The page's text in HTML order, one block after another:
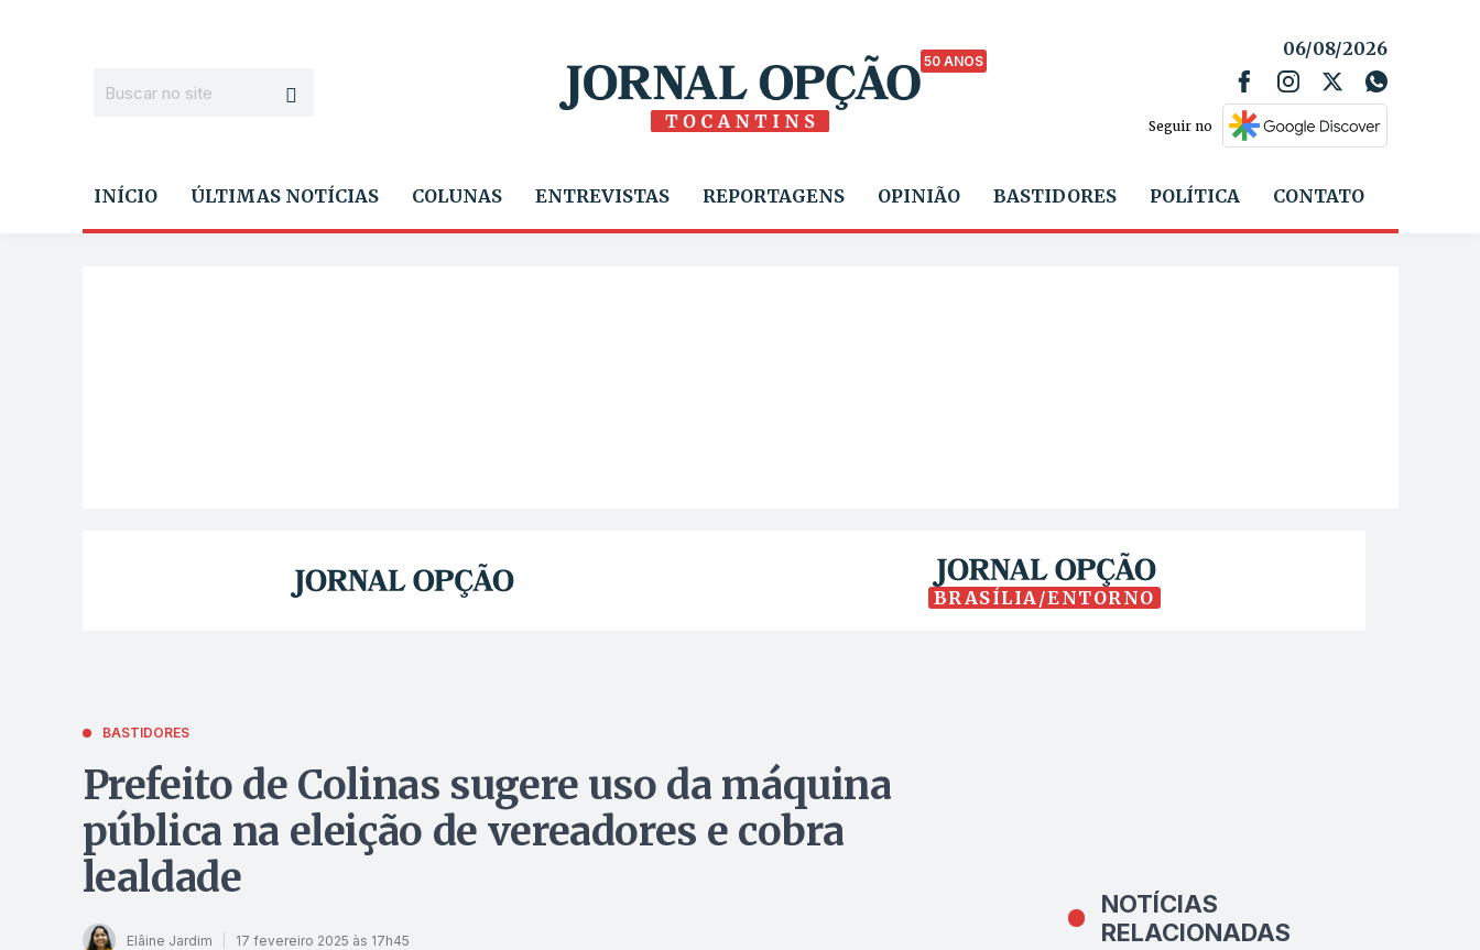
50 ANOS
06/08/2026
Seguir no
INÍCIO ÚLTIMAS NOTÍCIAS COLUNAS ENTREVISTAS REPORTAGENS OPINIÃO BASTIDORES POLÍTICA CONTATO
BRASÍLIA/ENTORNO
BASTIDORES
Prefeito de Colinas sugere uso da máquina
pública na eleição de vereadores e cobra
lealdade
Elâine Jardim 17 fevereiro 2025 às 17h45
NOTÍCIAS
RELACIONADAS